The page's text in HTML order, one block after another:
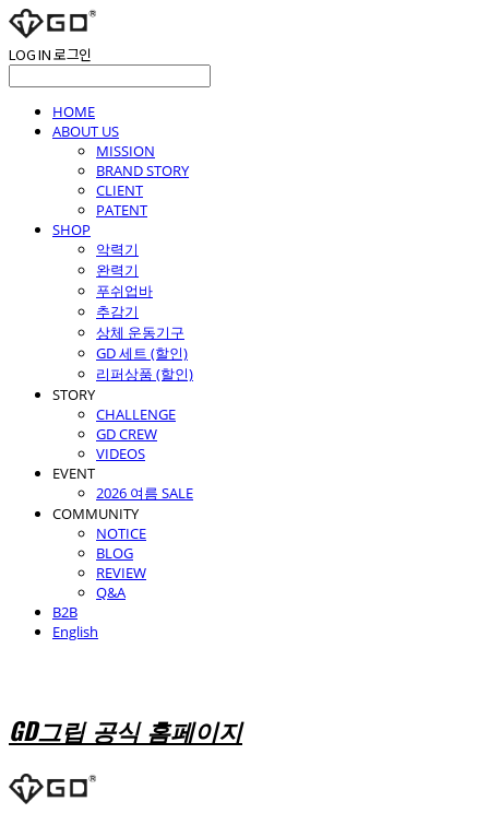
LOG IN로그인
HOME
ABOUT US
MISSION
BRAND STORY
CLIENT
PATENT
SHOP
악력기
완력기
푸쉬업바
추감기
상체 운동기구
GD 세트 (할인)
리퍼상품 (할인)
STORY
CHALLENGE
GD CREW
VIDEOS
EVENT
2026 여름 SALE
COMMUNITY
NOTICE
BLOG
REVIEW
Q&A
B2B
English
GD그립 공식 홈페이지